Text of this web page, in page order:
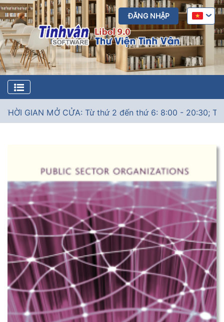
ĐĂNG NHẬP
GIAN MỞ CỬA: Từ thứ 2 đến thứ 6: 8:00 - 20:30; Thứ